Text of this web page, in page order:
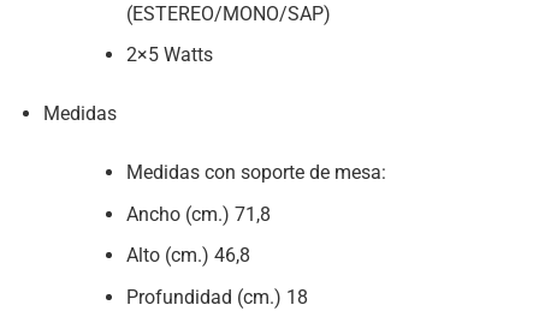
(ESTEREO/MONO/SAP)
2×5 Watts
Medidas
Medidas con soporte de mesa:
Ancho (cm.) 71,8
Alto (cm.) 46,8
Profundidad (cm.) 18